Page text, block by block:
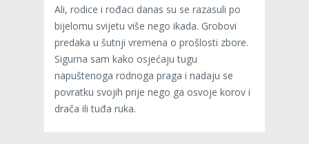
Ali, rodice i rođaci danas su se razasuli po
bijelomu svijetu više nego ikada. Grobovi
predaka u šutnji vremena o prošlosti zbore.
Sigurna sam kako osjećaju tugu
napuštenoga rodnoga praga i nadaju se
povratku svojih prije nego ga osvoje korov i
drača ili tuđa ruka.